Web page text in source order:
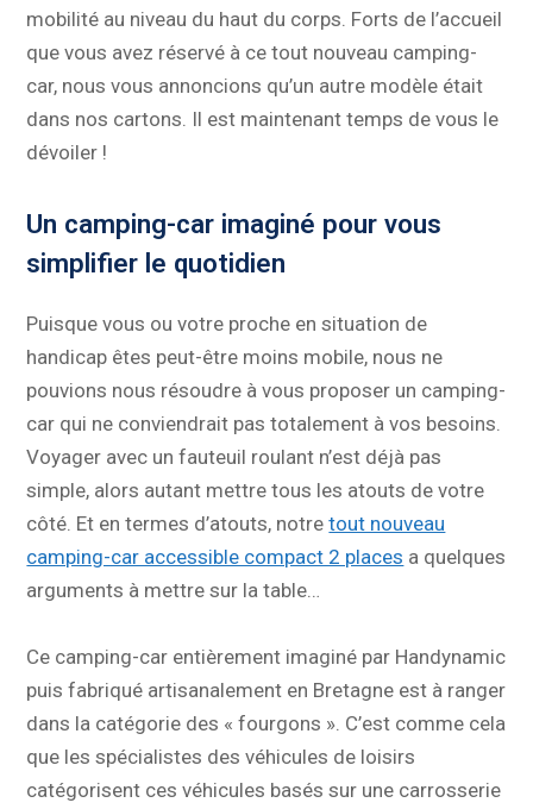
mobilité au niveau du haut du corps. Forts de l’accueil
que vous avez réservé à ce tout nouveau camping-
car, nous vous annoncions qu’un autre modèle était
dans nos cartons. Il est maintenant temps de vous le
dévoiler !
Un camping-car imaginé pour vous
simplifier le quotidien
Puisque vous ou votre proche en situation de
handicap êtes peut-être moins mobile, nous ne
pouvions nous résoudre à vous proposer un camping-
car qui ne conviendrait pas totalement à vos besoins.
Voyager avec un fauteuil roulant n’est déjà pas
simple, alors autant mettre tous les atouts de votre
côté. Et en termes d’atouts, notretout nouveau
camping-car accessible compact 2 places a quelques
arguments à mettre sur la table…
Ce camping-car entièrement imaginé par Handynamic
puis fabriqué artisanalement en Bretagne est à ranger
dans la catégorie des « fourgons ». C’est comme cela
que les spécialistes des véhicules de loisirs
catégorisent ces véhicules basés sur une carrosserie